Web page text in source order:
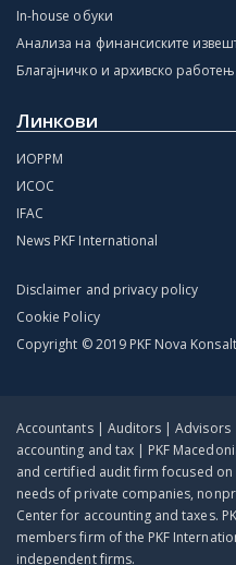
In-house обуки
Анализа на финансиските
Благајничко и архивско
Линкови
ИОРРМ
ИСОС
IFAC
News PKF International
Disclaimer and privacy policy
Cookie Policy
Copyright © 2019 PKF Nova
Accountants | Auditors | Advisors
accounting and tax | PKF
and certified audit firm focused
needs of private companies,
Center for accounting and taxes.
members firm of the PKF
independent firms.